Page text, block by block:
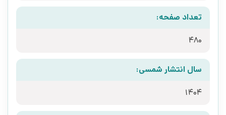
تعداد صفحه:
480
سال انتشار شمسی:
1404